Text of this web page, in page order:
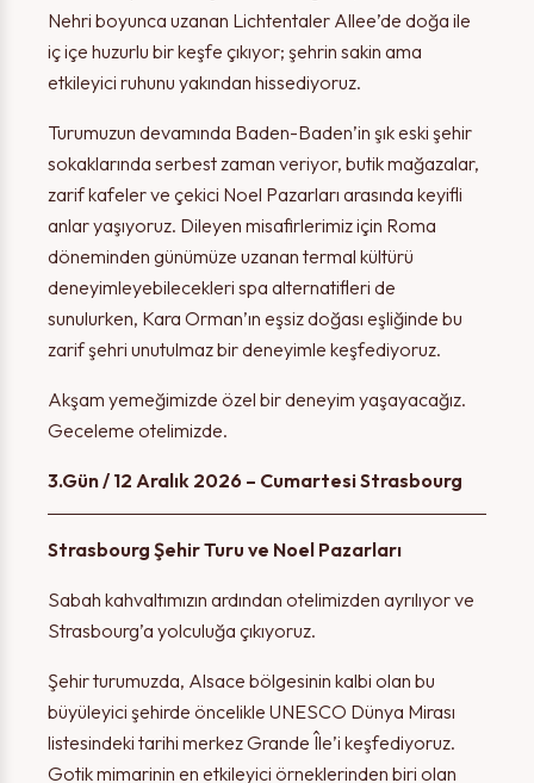
Nehri boyunca uzanan Lichtentaler Allee’de doğa ile
iç içe huzurlu bir keşfe çıkıyor; şehrin sakin ama
etkileyici ruhunu yakından hissediyoruz.
Turumuzun devamında Baden-Baden’in şık eski şehir
sokaklarında serbest zaman veriyor, butik mağazalar,
zarif kafeler ve çekici Noel Pazarları arasında keyifli
anlar yaşıyoruz. Dileyen misafirlerimiz için Roma
döneminden günümüze uzanan termal kültürü
deneyimleyebilecekleri spa alternatifleri de
sunulurken, Kara Orman’ın eşsiz doğası eşliğinde bu
zarif şehri unutulmaz bir deneyimle keşfediyoruz.
Akşam yemeğimizde özel bir deneyim yaşayacağız.
Geceleme otelimizde.
3.Gün / 12 Aralık 2026 – Cumartesi Strasbourg
Strasbourg Şehir Turu ve Noel Pazarları
Sabah kahvaltımızın ardından otelimizden ayrılıyor ve
Strasbourg’a yolculuğa çıkıyoruz.
Şehir turumuzda, Alsace bölgesinin kalbi olan bu
büyüleyici şehirde öncelikle UNESCO Dünya Mirası
listesindeki tarihi merkez Grande Île’i keşfediyoruz.
Gotik mimarinin en etkileyici örneklerinden biri olan
Teşekkürler!